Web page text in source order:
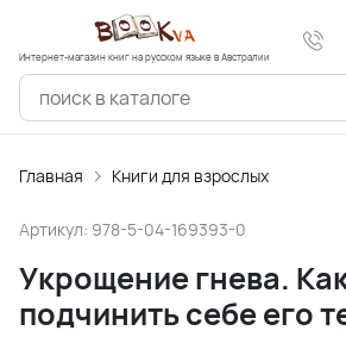
Интернет-магазин книг на русском языке в Австралии
Главная Книги для взрослых
Артикул: 978-5-04-169393-0
Укрощение гнева.
подчинить себе его